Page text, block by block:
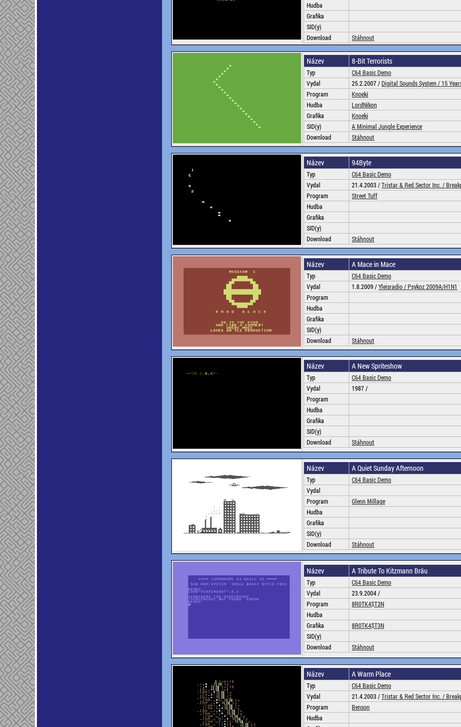
Hudba
Grafika
SID(y)
Download
Stáhnout
Název 8-Bit Terrorists
Typ
C64 Basic Demo
Vydal
25.2.2007 /Digital Sounds System /15
Program
Knoeki
Hudba
LordNikon
Grafika
Knoeki
SID(y)
A Minimal Jungle Experience
Download
Stáhnout
Název 94Byte
Typ
C64 Basic Demo
Vydal
21.4.2003 /Tristar & Red Sector Inc. /
Program
Street Tuff
Hudba
Grafika
SID(y)
Download
Stáhnout
Název A Mace in Mace
Typ
C64 Basic Demo
Vydal
1.8.2009 /Yleisradio /Psykoz 2009A/H1N1
Program
Hudba
Grafika
SID(y)
Download
Stáhnout
Název A New Spriteshow
Typ
C64 Basic Demo
Vydal
1987 /
Program
Hudba
Grafika
SID(y)
Download
Stáhnout
Název A Quiet Sunday Afternoon
Typ
C64 Basic Demo
Vydal
Program
Glenn Millage
Hudba
Grafika
SID(y)
Download
Stáhnout
Název A Tribute To Kitzmann Bräu
Typ
C64 Basic Demo
Vydal
23.9.2004 /
Program
8R0TK4$T3N
Hudba
Grafika
8R0TK4$T3N
SID(y)
Download
Stáhnout
Název A Warm Place
Typ
C64 Basic Demo
Vydal
21.4.2003 /Tristar & Red Sector Inc. /
Program
Benson
Hudba